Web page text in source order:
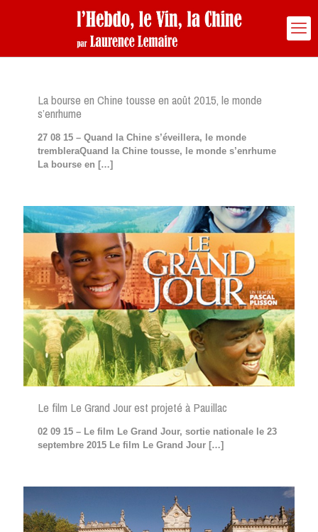
La bourse en Chine tousse en août 2015, le monde
s’enrhume
27 08 15 – Quand la Chine s’éveillera, le monde
trembleraQuand la Chine tousse, le monde s’enrhume
La bourse en […]
Le film Le Grand Jour est projeté à Pauillac
02 09 15 – Le film Le Grand Jour, sortie nationale le 23
septembre 2015 Le film Le Grand Jour […]